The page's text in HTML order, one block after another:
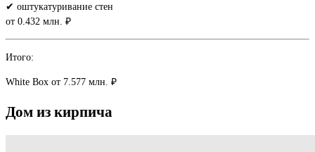
✔ оштукатуривание стен
от 0.432 млн. ₽
Итого:
White Box от 7.577 млн. ₽
Дом из кирпича